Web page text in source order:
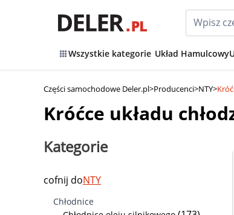
Wszystkie kategorie Układ Hamulcowy
Części samochodowe Deler.pl>Producenci>NTY>
Króćce układu
Kategorie
cofnij doNTY
Chłodnice